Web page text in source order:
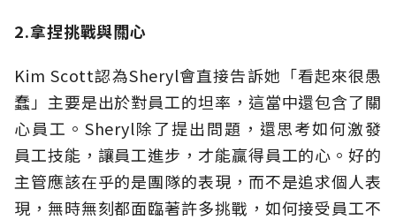
2.拿捏挑戰與關心
Kim Scott認為Sheryl會直接告訴她「看起來很愚
蠢」主要是出於對員工的坦率，這當中還包含了關
心員工。Sheryl除了提出問題，還思考如何激發
員工技能，讓員工進步，才能贏得員工的心。好的
主管應該在乎的是團隊的表現，而不是追求個人表
現，無時無刻都面臨著許多挑戰，如何接受員工不